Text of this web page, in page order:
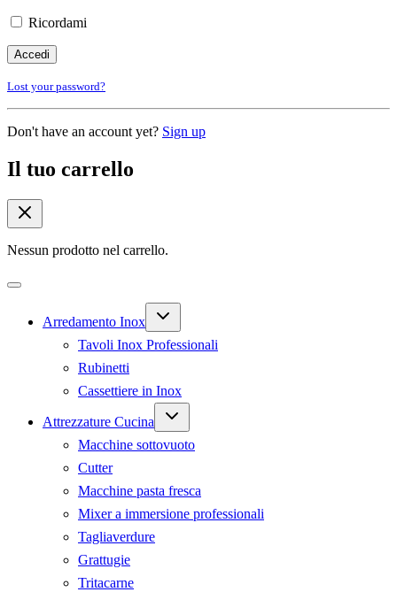
Ricordami
Lost your password?
Don't have an account yet? Sign up
Il tuo carrello
Nessun prodotto nel carrello.
Arredamento Inox
Expand
menu
Tavoli Inox Professionali
Rubinetti
Cassettiere in Inox
Attrezzature Cucina
Expand
menu
Macchine sottovuoto
Cutter
Macchine pasta fresca
Mixer a immersione professionali
Tagliaverdure
Grattugie
Tritacarne